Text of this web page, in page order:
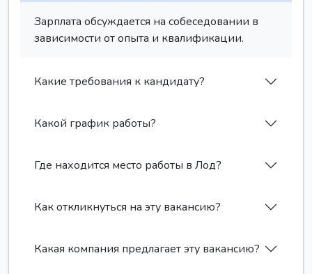
Зарплата обсуждается на собеседовании в
зависимости от опыта и квалификации.
Какие требования к кандидату?
Какой график работы?
Где находится место работы в Лод?
Как откликнуться на эту вакансию?
Какая компания предлагает эту вакансию?